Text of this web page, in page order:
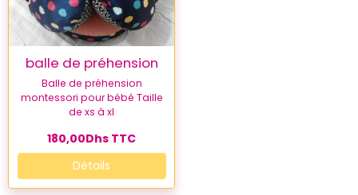
balle de préhension
Balle de préhension
montessori pour bébé Taille
de xs à xl
180,00Dhs TTC
Détails